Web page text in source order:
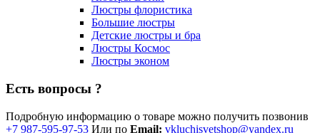
Люстры флористика
Большие люстры
Детские люстры и бра
Люстры Космос
Люстры эконом
Есть вопросы ?
Подробную информацию о товаре можно получить позвонив
+7 987-595-97-53 Или по Email: vkluchisvetshop@yandex.ru